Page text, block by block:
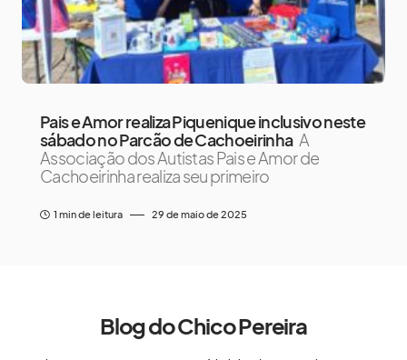
Pais e Amor realiza Piquenique inclusivo neste
sábado no Parcão de Cachoeirinha A
Associação dos Autistas Pais e Amor de
Cachoeirinha realiza seu primeiro
1 min de leitura 29 de maio de 2025
Blog do Chico Pereira